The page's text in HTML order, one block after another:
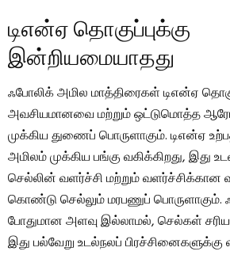
டிஎன்ஏ தொகுப்புக்கு
இன்றியமையாதது
ஃபோலிக் அமில மாத்திரைகள் டிஎன்ஏ
அவசியமானவை மற்றும் ஒட்டுமொத்த
முக்கிய துணைப் பொருளாகும். டிஎன்ஏ
அமிலம் முக்கிய பங்கு வகிக்கிறது, இது
செல்லின் வளர்ச்சி மற்றும்
கொண்டு செல்லும் மரபணுப் பொருளாகும்.
போதுமான அளவு இல்லாமல், செல்கள்
இது பல்வேறு உடல்நலப் பிரச்சினைகளுக்கு